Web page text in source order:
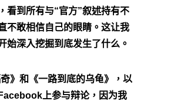
看到所有与“官方”叙述持有不
不敢相信自己的眼睛。这让我
始深入挖掘到底发生了什么。
》和《一路到底的乌龟》，以
上参与辩论，因为我